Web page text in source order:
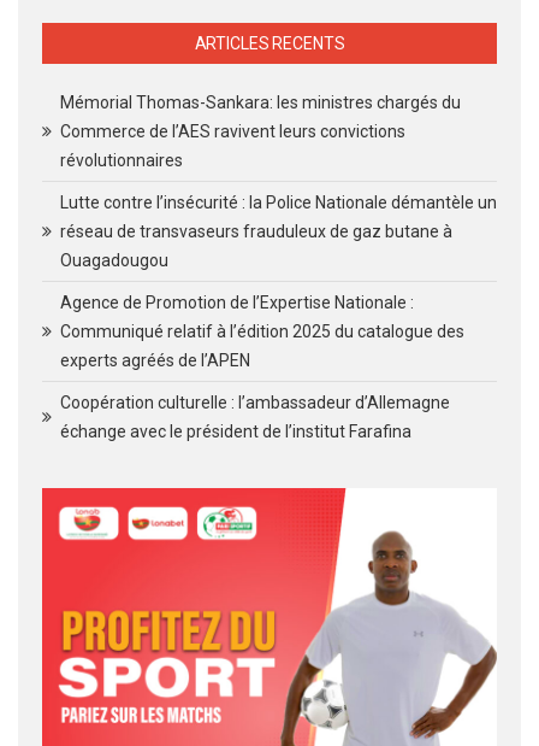
ARTICLES RECENTS
Mémorial Thomas-Sankara: les ministres chargés du
Commerce de l’AES ravivent leurs convictions
révolutionnaires
Lutte contre l’insécurité : la Police Nationale démantèle un
réseau de transvaseurs frauduleux de gaz butane à
Ouagadougou
Agence de Promotion de l’Expertise Nationale :
Communiqué relatif à l’édition 2025 du catalogue des
experts agréés de l’APEN
Coopération culturelle : l’ambassadeur d’Allemagne
échange avec le président de l’institut Farafina